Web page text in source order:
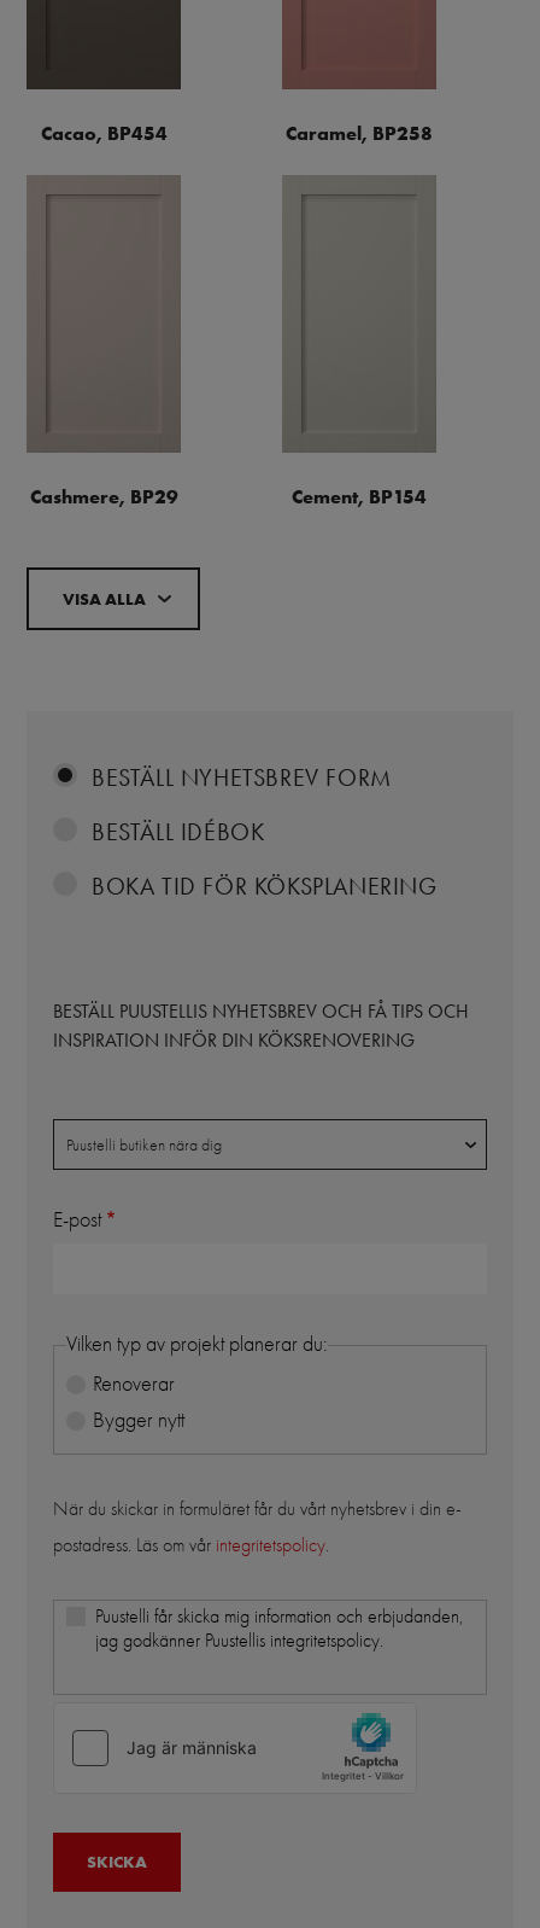
Cacao, BP454 Caramel, BP258
Cashmere, BP29 Cement, BP154
VISA ALLA
BESTÄLL NYHETSBREV FORM
BESTÄLL IDÉBOK
BOKA TID FÖR KÖKSPLANERING
BESTÄLL PUUSTELLIS NYHETSBREV OCH FÅ TIPS OCH
INSPIRATION INFÖR DIN KÖKSRENOVERING
Puustelli butiken nära dig
E-post
Vilken typ av projekt planerar du:
Renoverar
Bygger nytt
När du skickar in formuläret får du vårt nyhetsbrev i din e-
postadress. Läs om vår integritetspolicy
Puustelli får skicka mig information och erbjudanden,
jag godkänner Puustellis integritetspolicy.